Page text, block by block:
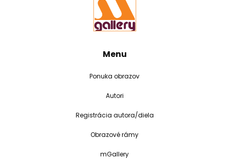
Menu
Ponuka obrazov
Autori
Registrácia autora/diela
Obrazové rámy
mGallery